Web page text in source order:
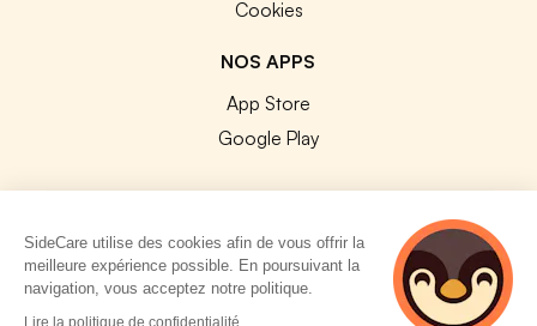
Cookies
NOS APPS
App Store
Google Play
© 2026 SideCare. Tous droits réservés.
SideCare utilise des cookies afin de vous offrir la
meilleure expérience possible. En poursuivant la
navigation, vous acceptez notre politique.
Lire la politique de confidentialité 4 personnes